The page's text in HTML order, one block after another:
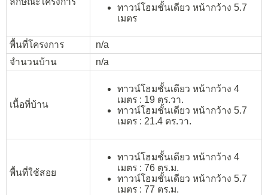
ทาวน์โฮมชั้นเดียว หน้ากว้าง 5.7
เมตร
พื้นที่โครงการ
n/a
จำนวนบ้าน
n/a
เนื้อที่บ้าน
ทาวน์โฮมชั้นเดียว หน้ากว้าง 4
เมตร : 19 ตร.วา.
ทาวน์โฮมชั้นเดียว หน้ากว้าง 5.7
เมตร : 21.4 ตร.วา.
พื้นที่ใช้สอย
ทาวน์โฮมชั้นเดียว หน้ากว้าง 4
เมตร : 76 ตร.ม.
ทาวน์โฮมชั้นเดียว หน้ากว้าง 5.7
เมตร : 77 ตร.ม.